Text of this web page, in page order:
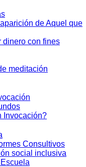
de Aquel que
dinero con fines
meditación
Invocación?
Consultivos
social inclusiva